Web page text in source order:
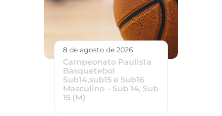
8 de agosto de 2026
Campeonato Paulista
Basquetebol
Sub14,sub15 e Sub16
Masculino – Sub 14, Sub
15 (M)